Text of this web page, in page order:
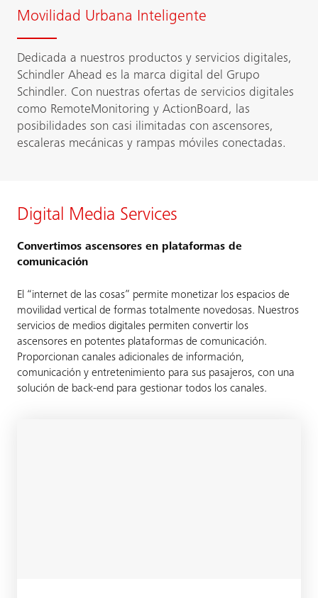
Movilidad Urbana Inteligente
Dedicada a nuestros productos y servicios digitales,
Schindler Ahead es la marca digital del Grupo
Schindler. Con nuestras ofertas de servicios digitales
como RemoteMonitoring y ActionBoard, las
posibilidades son casi ilimitadas con ascensores,
escaleras mecánicas y rampas móviles conectadas.
Digital Media Services
Convertimos ascensores en plataformas de
comunicación
El “internet de las cosas” permite monetizar los espacios de
movilidad vertical de formas totalmente novedosas. Nuestros
servicios de medios digitales permiten convertir los
ascensores en potentes plataformas de comunicación.
Proporcionan canales adicionales de información,
comunicación y entretenimiento para sus pasajeros, con una
solución de back-end para gestionar todos los canales.